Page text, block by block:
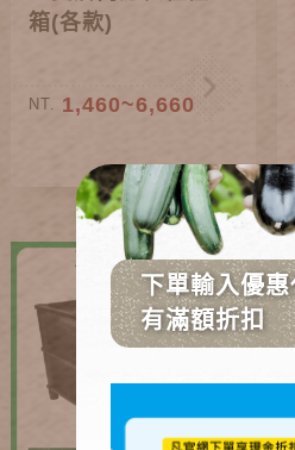
箱(各款)
NT. 1,460~6,660